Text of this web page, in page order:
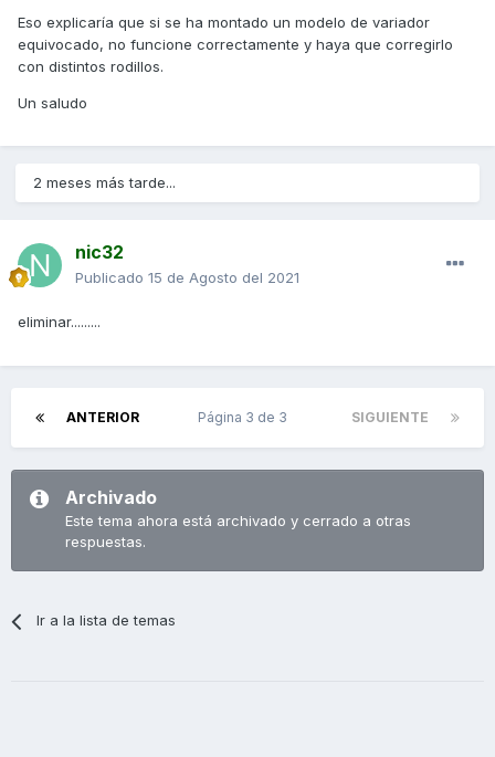
Eso explicaría que si se ha montado un modelo de variador
equivocado, no funcione correctamente y haya que corregirlo
con distintos rodillos.
Un saludo
2 meses más tarde...
nic32
Publicado 15 de Agosto del 2021
eliminar.........
ANTERIOR SIGUIENTE
Página 3 de 3
Archivado
Este tema ahora está archivado y cerrado a otras
respuestas.
Ir a la lista de temas